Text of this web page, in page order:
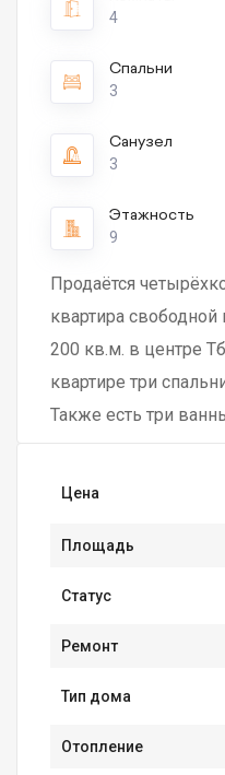
4
Спальни
3
Санузел
3
Этажность
9
Продаётся
квартира
200 кв.м. в центре
квартире три
Также есть три
Цена
Площадь
Статус
Ремонт
Тип дома
Отопление